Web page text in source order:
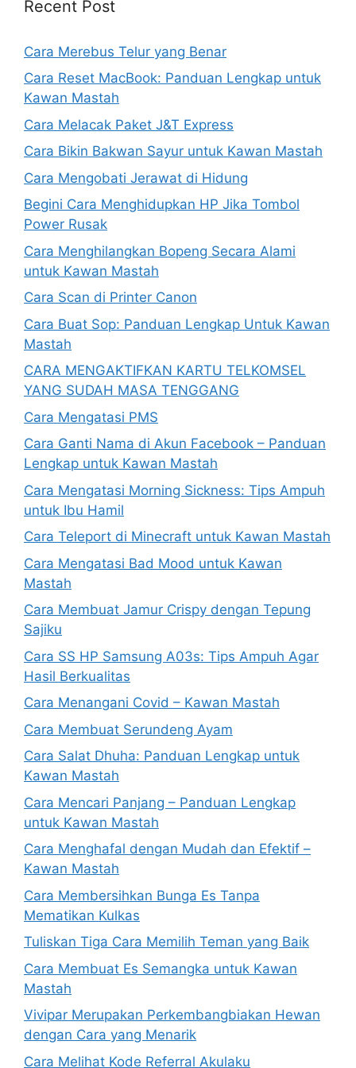
Recent Post
Cara Merebus Telur yang Benar
Cara Reset MacBook: Panduan Lengkap untuk
Kawan Mastah
Cara Melacak Paket J&T Express
Cara Bikin Bakwan Sayur untuk Kawan Mastah
Cara Mengobati Jerawat di Hidung
Begini Cara Menghidupkan HP Jika Tombol
Power Rusak
Cara Menghilangkan Bopeng Secara Alami
untuk Kawan Mastah
Cara Scan di Printer Canon
Cara Buat Sop: Panduan Lengkap Untuk Kawan
Mastah
CARA MENGAKTIFKAN KARTU TELKOMSEL
YANG SUDAH MASA TENGGANG
Cara Mengatasi PMS
Cara Ganti Nama di Akun Facebook – Panduan
Lengkap untuk Kawan Mastah
Cara Mengatasi Morning Sickness: Tips Ampuh
untuk Ibu Hamil
Cara Teleport di Minecraft untuk Kawan Mastah
Cara Mengatasi Bad Mood untuk Kawan
Mastah
Cara Membuat Jamur Crispy dengan Tepung
Sajiku
Cara SS HP Samsung A03s: Tips Ampuh Agar
Hasil Berkualitas
Cara Menangani Covid – Kawan Mastah
Cara Membuat Serundeng Ayam
Cara Salat Dhuha: Panduan Lengkap untuk
Kawan Mastah
Cara Mencari Panjang – Panduan Lengkap
untuk Kawan Mastah
Cara Menghafal dengan Mudah dan Efektif –
Kawan Mastah
Cara Membersihkan Bunga Es Tanpa
Mematikan Kulkas
Tuliskan Tiga Cara Memilih Teman yang Baik
Cara Membuat Es Semangka untuk Kawan
Mastah
Vivipar Merupakan Perkembangbiakan Hewan
dengan Cara yang Menarik
Cara Melihat Kode Referral Akulaku